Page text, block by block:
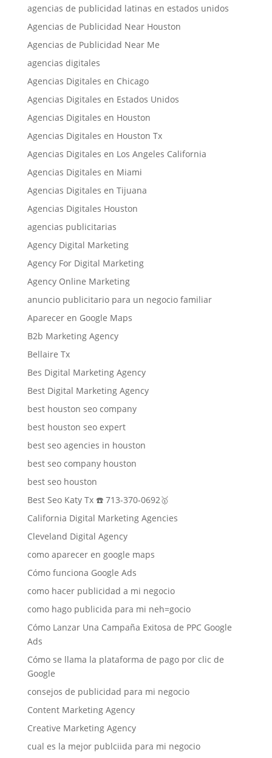
agencias de publicidad latinas en estados unidos
Agencias de Publicidad Near Houston
Agencias de Publicidad Near Me
agencias digitales
Agencias Digitales en Chicago
Agencias Digitales en Estados Unidos
Agencias Digitales en Houston
Agencias Digitales en Houston Tx
Agencias Digitales en Los Angeles California
Agencias Digitales en Miami
Agencias Digitales en Tijuana
Agencias Digitales Houston
agencias publicitarias
Agency Digital Marketing
Agency For Digital Marketing
Agency Online Marketing
anuncio publicitario para un negocio familiar
Aparecer en Google Maps
B2b Marketing Agency
Bellaire Tx
Bes Digital Marketing Agency
Best Digital Marketing Agency
best houston seo company
best houston seo expert
best seo agencies in houston
best seo company houston
best seo houston
Best Seo Katy Tx ☎️ 713-370-0692🥇
California Digital Marketing Agencies
Cleveland Digital Agency
como aparecer en google maps
Cómo funciona Google Ads
como hacer publicidad a mi negocio
como hago publicida para mi neh=gocio
Cómo Lanzar Una Campaña Exitosa de PPC Google
Ads
Cómo se llama la plataforma de pago por clic de
Google
consejos de publicidad para mi negocio
Content Marketing Agency
Creative Marketing Agency
cual es la mejor publciida para mi negocio